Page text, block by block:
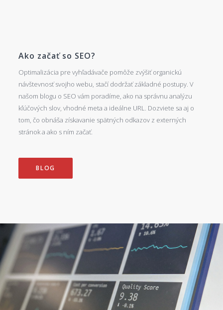
Ako začať so SEO?
Optimalizácia pre vyhľadávače pomôže zvýšiť organickú
návštevnosť svojho webu, stačí dodržať základné postupy. V
našom blogu o SEO vám poradíme, ako na správnu analýzu
kľúčových slov, vhodné meta a ideálne URL. Dozviete sa aj o
tom, čo obnáša získavanie spätných odkazov z externých
stránok a ako s ním začať.
BLOG